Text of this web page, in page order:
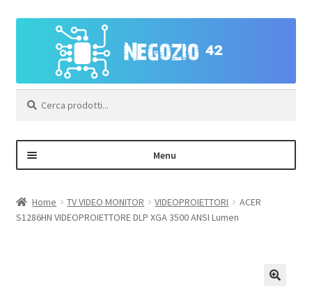
navigazione
contenuto
Menu
Home TV VIDEO MONITOR VIDEOPROIETTORI
ACER
S1286HN VIDEOPROIETTORE DLP XGA 3500 ANSI Lumen